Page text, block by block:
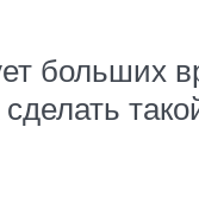
больших